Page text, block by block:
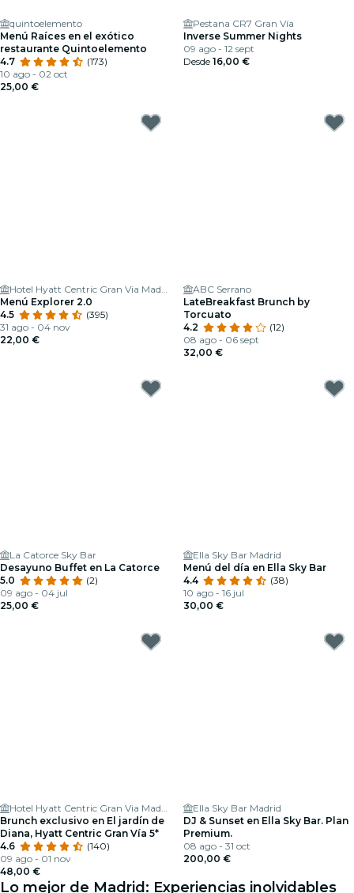
quintoelemento
Menú Raíces en el exótico
restaurante Quintoelemento
4.7
(173)
10 ago - 02 oct
25,00 €
Pestana CR7 Gran Vía
Inverse Summer Nights
09 ago - 12 sept
Desde 16,00 €
Hotel Hyatt Centric Gran Via Madrid
Menú Explorer 2.0
4.5
(395)
31 ago - 04 nov
22,00 €
ABC Serrano
LateBreakfast Brunch by
Torcuato
4.2
(12)
08 ago - 06 sept
32,00 €
La Catorce Sky Bar
Desayuno Buffet en La Catorce
5.0
(2)
09 ago - 04 jul
25,00 €
Ella Sky Bar Madrid
Menú del día en Ella Sky Bar
4.4
(38)
10 ago - 16 jul
30,00 €
Hotel Hyatt Centric Gran Via Madrid
Brunch exclusivo en El jardín de
Diana, Hyatt Centric Gran Vía 5*
4.6
(140)
09 ago - 01 nov
48,00 €
Ella Sky Bar Madrid
DJ & Sunset en Ella Sky Bar. Plan
Premium.
08 ago - 31 oct
200,00 €
Lo mejor de Madrid: Experiencias inolvidables